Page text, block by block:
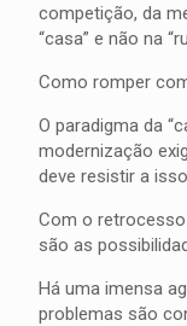
competição, da
“casa” e não na
Como romper
O paradigma da
modernização
deve resistir a
Com o
são as
Há uma imensa
problemas são